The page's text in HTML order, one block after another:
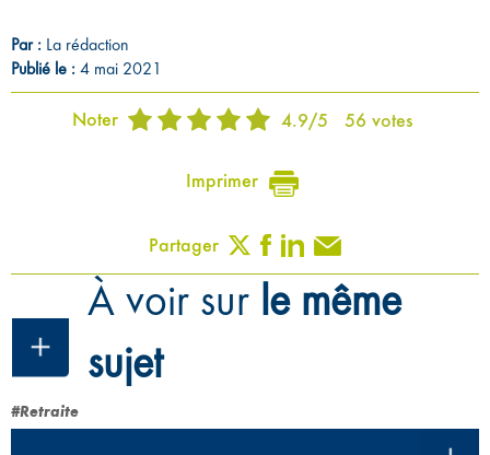
Par : La rédaction
Publié le : 4 mai 2021
Noter 4.9/5 56 votes
Imprimer
Partager
À voir sur le même
sujet
#Retraite